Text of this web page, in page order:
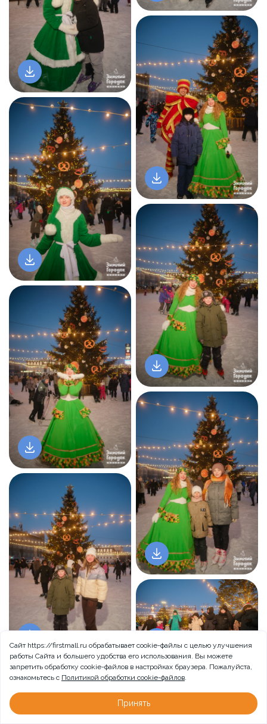
Сайт https://firstmall.ru обрабатывает cookie-файлы с целью улучшения
работы Сайта и большего удобства его использования. Вы можете
запретить обработку сookie-файлов в настройках браузера. Пожалуйста,
ознакомьтесь с Политикой обработки cookie-файлов.
Принять